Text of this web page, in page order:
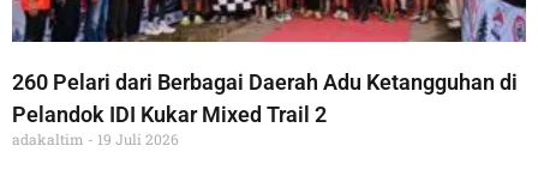
260 Pelari dari Berbagai Daerah Adu Ketangguhan di
Pelandok IDI Kukar Mixed Trail 2
adakaltim 19 Juli 2026